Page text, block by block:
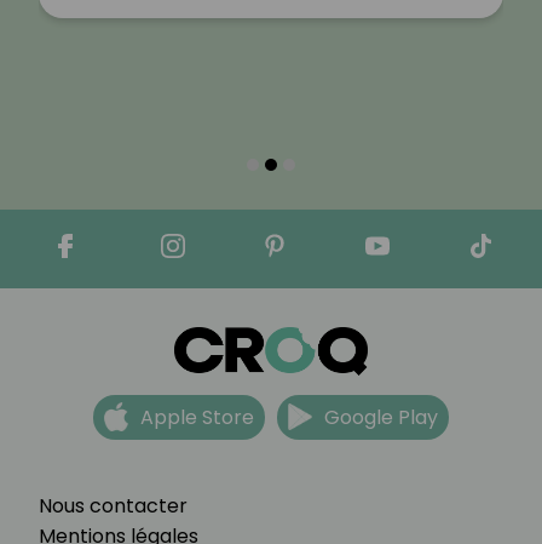
Nous contacter
Mentions légales
Apple Store Google Play